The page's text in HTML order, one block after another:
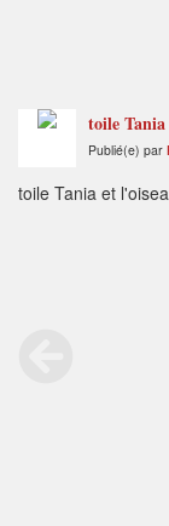
toile
Publié(e) par